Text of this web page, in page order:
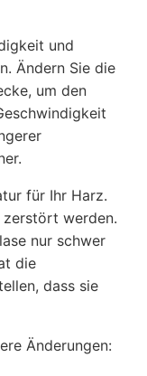
und
Ändern Sie die
um den
für Ihr Harz.
zerstört werden.
nur schwer
die
dass sie
Änderungen: